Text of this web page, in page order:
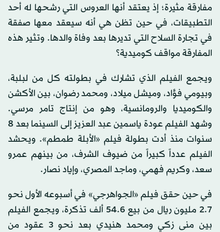
مفارقة مثيرة؛ إذ يعتقد أنها العروس التي رشحها له أحد
التطبيقات، في حين تظن هي أنه سيعقد معها صفقة
في تجارة السلاح التي تديرها بعد وفاة والدها. وتثير هذه
المفارقة مواقف كوميدية؟
ويجمع الفيلم الذي تشارك في بطولته كل من لبلبة،
وبيومي فؤاد، وميشل ميلاد، ومحمد رضوان، بين الأكشن
والكوميديا والرومانسية، وهو من إنتاج تامر مرسي.
وشهد الفيلم عودة ياسمين عبد العزيز إلى السينما بعد 8
سنوات منذ أدت بطولة فيلم «الأبلة طمطم». ويحشد
الفيلم عدداً كبيراً من ضيوف الشرف، من بينهم عمرو
سعد، وكريم فهمي، وماجد المصري، وإياد نصار.
في حين حقق فيلم «الجواهرجي» في أسبوعه الأول نحو
2.7 مليون ريال من بيع 54.6 ألف تذكرة، ويجمع الفيلم
بين منى زكي ومحمد هنيدي بعد نحو 3 عقود من